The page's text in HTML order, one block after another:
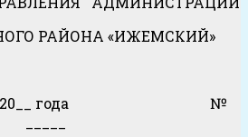
РАЙОНА «ИЖЕМСКИЙ»
20__ года №